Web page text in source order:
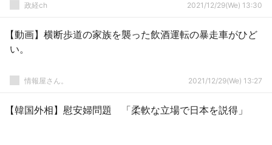
政経ch 2021/12/29(We) 13:30
【動画】横断歩道の家族を襲った飲酒運転の暴走車がひど
い。
情報屋さん。 2021/12/29(We) 13:27
【韓国外相】慰安婦問題 「柔軟な立場で日本を説得」